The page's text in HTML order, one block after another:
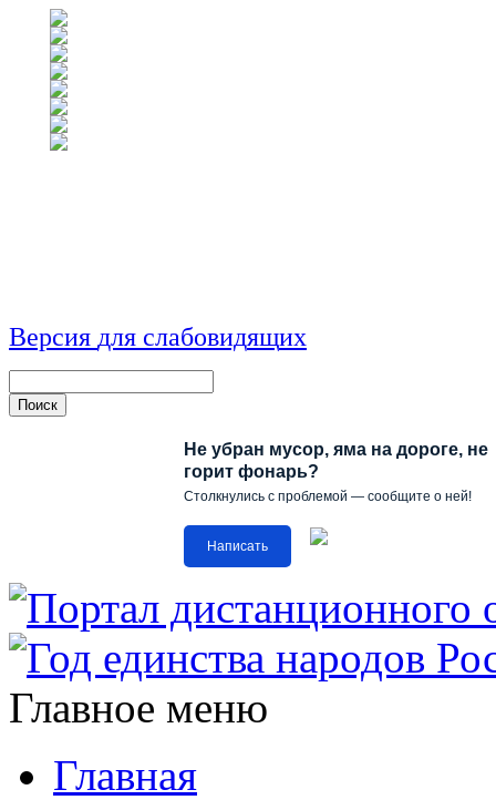
Версия для слабовидящих
Не убран мусор, яма на дороге, не
горит фонарь?
Столкнулись с проблемой — сообщите о ней!
Написать
Главное меню
Главная